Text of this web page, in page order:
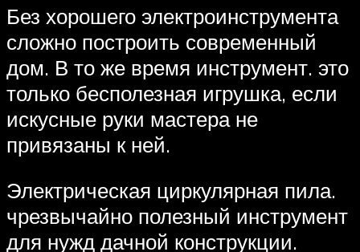
Без хорошего электроинструмента
сложно построить современный
дом. В то же время инструмент. это
только бесполезная игрушка, если
искусные руки мастера не
привязаны к ней.
Электрическая циркулярная пила.
чрезвычайно полезный инструмент
для нужд дачной конструкции.